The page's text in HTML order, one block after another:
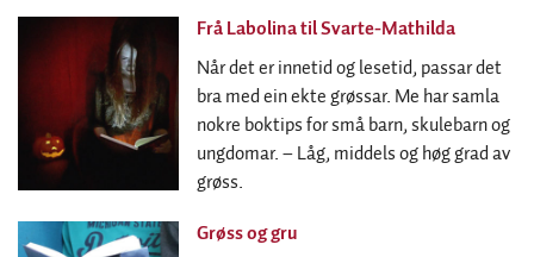
Frå Labolina til Svarte-Mathilda
Når det er innetid og lesetid, passar det
bra med ein ekte grøssar. Me har samla
nokre boktips for små barn, skulebarn og
ungdomar. – Låg, middels og høg grad av
grøss.
Grøss og gru